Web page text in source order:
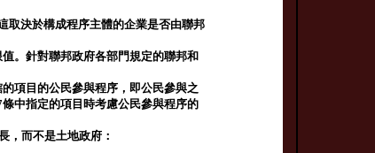
取決於構成程序主體的企業是否由聯邦
。針對聯邦政府各部門規定的聯邦和
項目的公民參與程序，即公民參與之
中指定的項目時考慮公民參與程序的
，而不是土地政府：